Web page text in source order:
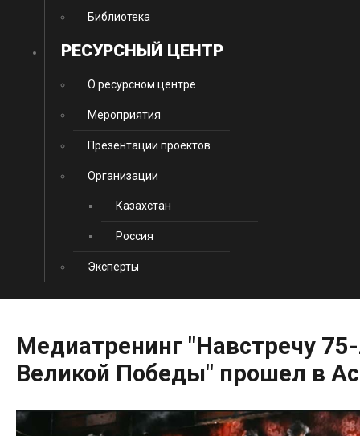
Библиотека
РЕСУРСНЫЙ ЦЕНТР
О ресурсном центре
Мероприятия
Презентации проектов
Организации
Казахстан
Россия
Эксперты
Медиатренинг "Навстречу
Великой Победы" прошел в